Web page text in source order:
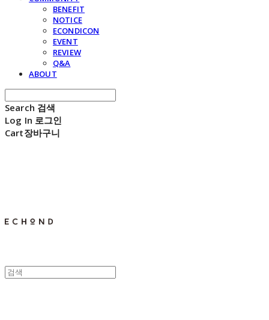
BENEFIT
NOTICE
ECONDICON
EVENT
REVIEW
Q&A
ABOUT
Search 검색
Log In 로그인
Cart장바구니